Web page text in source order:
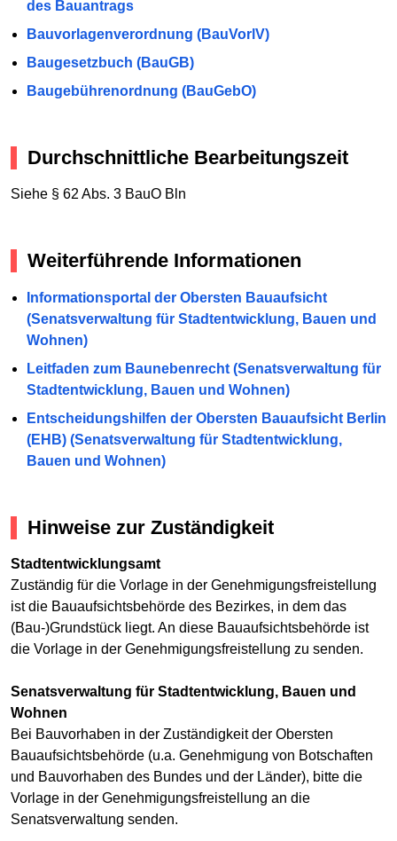
des Bauantrags
Bauvorlagenverordnung (BauVorlV)
Baugesetzbuch (BauGB)
Baugebührenordnung (BauGebO)
Durchschnittliche Bearbeitungszeit
Siehe § 62 Abs. 3 BauO Bln
Weiterführende Informationen
Informationsportal der Obersten Bauaufsicht
(Senatsverwaltung für Stadtentwicklung, Bauen und
Wohnen)
Leitfaden zum Baunebenrecht (Senatsverwaltung für
Stadtentwicklung, Bauen und Wohnen)
Entscheidungshilfen der Obersten Bauaufsicht Berlin
(EHB) (Senatsverwaltung für Stadtentwicklung,
Bauen und Wohnen)
Hinweise zur Zuständigkeit
Stadtentwicklungsamt
Zuständig für die Vorlage in der Genehmigungsfreistellung
ist die Bauaufsichtsbehörde des Bezirkes, in dem das
(Bau-)Grundstück liegt. An diese Bauaufsichtsbehörde ist
die Vorlage in der Genehmigungsfreistellung zu senden.
Senatsverwaltung für Stadtentwicklung, Bauen und
Wohnen
Bei Bauvorhaben in der Zuständigkeit der Obersten
Bauaufsichtsbehörde (u.a. Genehmigung von Botschaften
und Bauvorhaben des Bundes und der Länder), bitte die
Vorlage in der Genehmigungsfreistellung an die
Senatsverwaltung senden.